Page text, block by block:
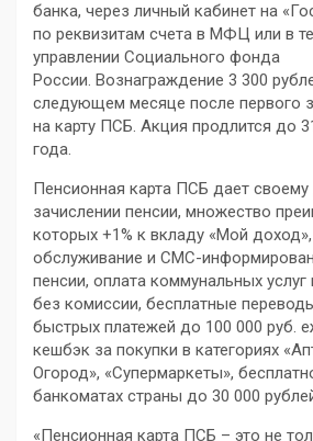
банка, через личный кабинет на
по реквизитам счета в МФЦ или в
управлении Социального фонда
России. Вознаграждение 3 300
следующем месяце после первого
на карту ПСБ. Акция продлится до
года.
Пенсионная карта ПСБ дает
зачислении пенсии, множество
которых +1% к вкладу «Мой
обслуживание и СМС-
пенсии, оплата коммунальных
без комиссии, бесплатные
быстрых платежей до 100 000 руб.
кешбэк за покупки в категориях
Огород», «Супермаркеты»,
банкоматах страны до 30 000
« Пенсионная карта ПСБ – это не